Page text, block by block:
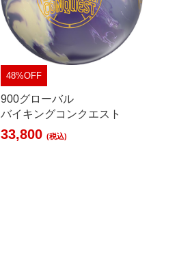
48%OFF
900グローバル
バイキングコンクエスト
33,800 (税込)